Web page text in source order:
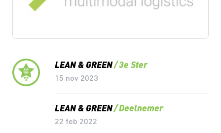
Lean & Green Milestones
LEAN & GREEN 3e Ster
15 nov 2023
LEAN & GREEN Deelnemer
22 feb 2022